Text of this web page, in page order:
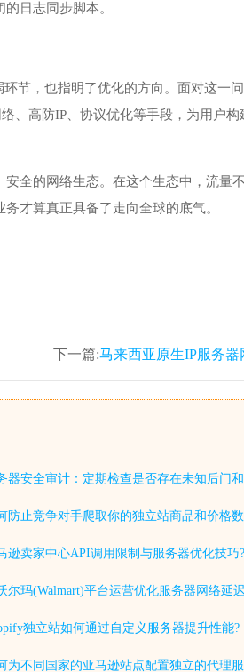
日志同步脚本。
节，也指明了优化的方向。面对这一
、高防IP、协议优化等手段，为用户
全的网络生态。在这个生态中，流量
才算真正具备了走向全球的底气。
下一篇:马来西亚原生IP服务
器安全审计：定期检查是否存在未知后门
防止竞争对手爬取你的独立站商品和价格
逊卖家中心API调用限制与服务器优化技巧?
尔玛(Walmart)平台运营优化服务器网络延
独立站如何通过自定义服务器提升性能?
为不同国家的亚马逊站点配置独立的代理